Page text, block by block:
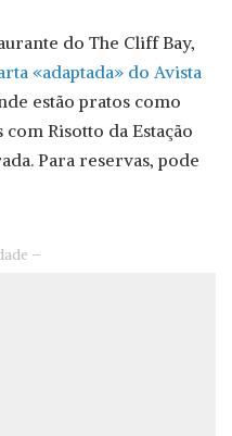
do The Cliff Bay,
«adaptada» do Avista
estão pratos como
Risotto da Estação
Para reservas, pode
–